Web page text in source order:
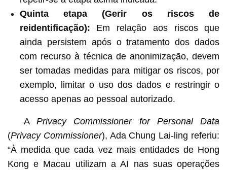
Quinta etapa (Gerir os riscos de
reidentificação): Em relação aos riscos que
ainda persistem após o tratamento dos dados
com recurso à técnica de anonimização, devem
ser tomadas medidas para mitigar os riscos, por
exemplo, limitar o uso dos dados e restringir o
acesso apenas ao pessoal autorizado.
APrivacy Commissioner for Personal Data
(Privacy Commissioner), Ada Chung Lai-ling referiu:
“À medida que cada vez mais entidades de Hong
Kong e Macau utilizam a AI nas suas operações